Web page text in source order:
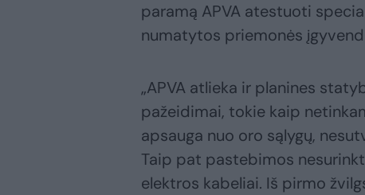
paramą APVA atestuoti
numatytos priemonės
„APVA atlieka ir planines
pažeidimai, tokie kaip
apsauga nuo oro sąlygų,
Taip pat pastebimos
elektros kabeliai. Iš pirmo